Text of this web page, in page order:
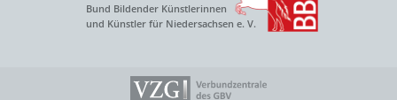
Bund Bildender Künstlerinnen
und Künstler für Niedersachsen e. V.